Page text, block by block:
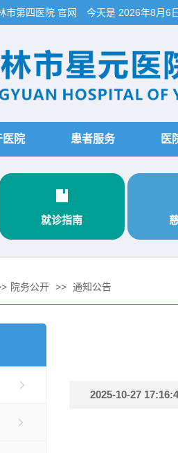
市第四医院 官网 今天是 2026年8月6
医院 患者服务 医

就诊指南
院务公开 >> 通知公告
2025-10-27